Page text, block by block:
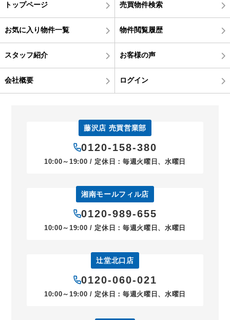
トップページ 売買物件検索
お気に入り物件一覧 物件閲覧履歴
スタッフ紹介 お客様の声
会社概要 ログイン
藤沢店 売買営業部
0120-158-380
10:00～19:00 / 定休日：毎週火曜日、水曜日
湘南モールフィル店
0120-989-655
10:00～19:00 / 定休日：毎週火曜日、水曜日
辻堂北口店
0120-060-021
10:00～19:00 / 定休日：毎週火曜日、水曜日